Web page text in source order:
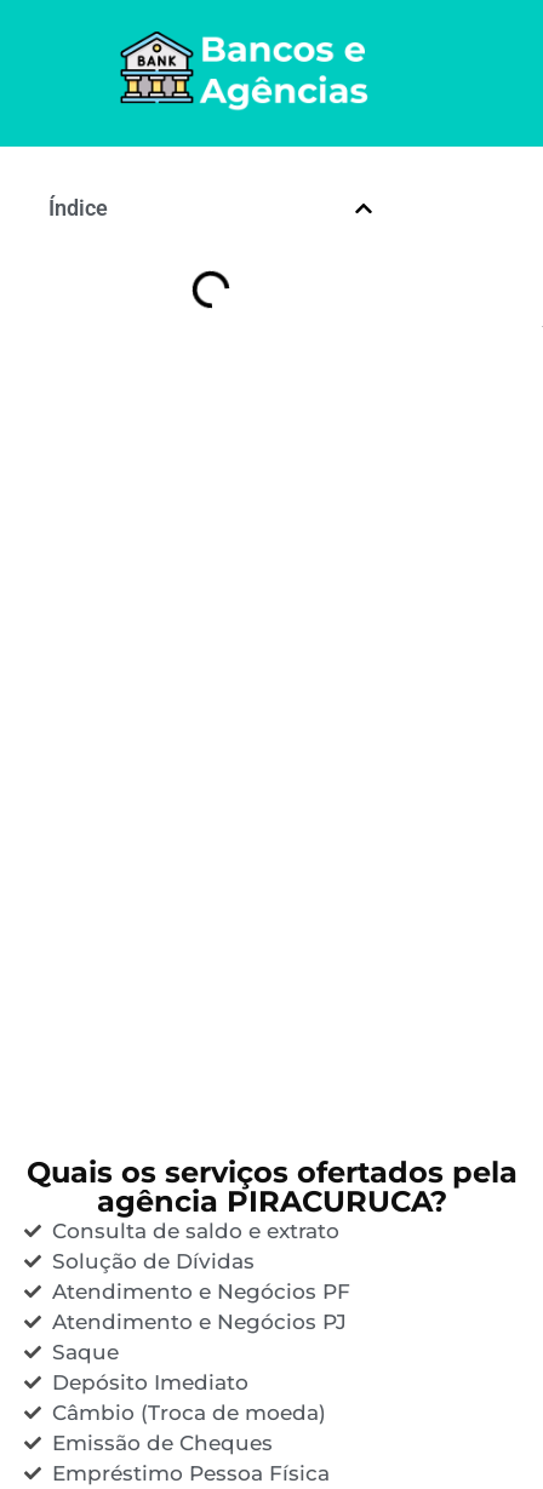
Índice
Quais os serviços ofertados pela
agência PIRACURUCA?
Consulta de saldo e extrato
Solução de Dívidas
Atendimento e Negócios PF
Atendimento e Negócios PJ
Saque
Depósito Imediato
Câmbio (Troca de moeda)
Emissão de Cheques
Empréstimo Pessoa Física